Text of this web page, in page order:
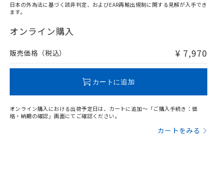
在庫等で未対応品が混在する可能性があります。
問い合わせください。
日本の外為法に基づく該非判定、およびEAR再輸出規制に関する見解が入手でき
ます。
オンライン購入
販売価格（税込） ¥ 7,970
カートに追加
オンライン購入における出荷予定日は、カートに追加～「ご購入手続き：価
格・納期の確認」画面にてご確認ください。
カートをみる